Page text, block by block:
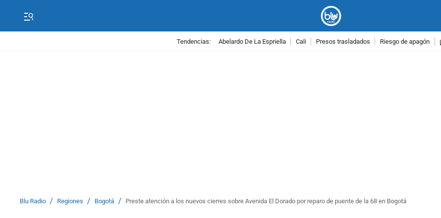
Tendencias: Abelardo De La Espriella Cali Presos trasladados Riesgo de apagón
Blu Radio / Regiones / Bogotá / Preste atención a los nuevos cierres sobre Avenida El Dorado por reparo de puente de la 68 en Bogotá